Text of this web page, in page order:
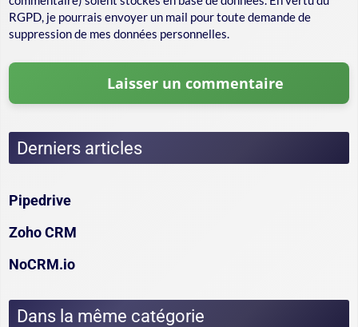
RGPD, je pourrais envoyer un mail pour toute demande de
suppression de mes données personnelles.
Derniers articles
Pipedrive
Zoho CRM
NoCRM.io
Dans la même catégorie